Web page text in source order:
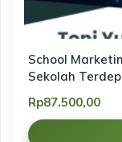
School
Sekolah
Rp87.500,00